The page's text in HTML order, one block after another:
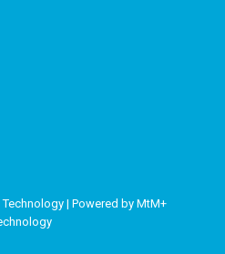
| Powered by MtM+